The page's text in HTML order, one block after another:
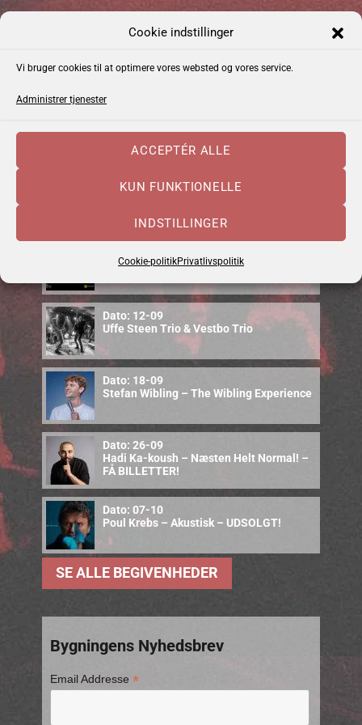
Cookie indstillinger
Vi bruger cookies til at optimere vores websted og vores service.
Administrer tjenester
ACCEPTÉR ALLE
KUN FUNKTIONELLE
INDSTILLINGER
Cookie-politikPrivatlivspolitik
Indlægsnavigation
Kommende Begivenheder
Dato: 04-09
Cajun Food & Music – september 2026
Dato: 12-09
Uffe Steen Trio & Vestbo Trio
Dato: 18-09
Stefan Wibling – The Wibling Experience
Dato: 26-09
Hadi Ka-koush – Næsten Helt Normal! –
FÅ BILLETTER!
Dato: 07-10
Poul Krebs – Akustisk – UDSOLGT!
SE ALLE BEGIVENHEDER
Bygningens Nyhedsbrev
Email Addresse*